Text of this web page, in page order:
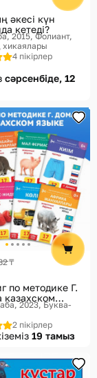
әкесі күн
кетеді?
2015 Фолиант,
4 пікірлер
сәрсенбіде, 12
₸
по методике Г.
2023 Буква-
2 пікірлер
19 тамыз